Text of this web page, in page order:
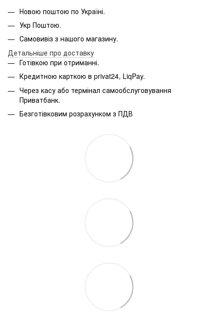
Новою поштою по Україні.
Укр Поштою.
Самовивіз з нашого магазину.
Детальніше про доставку
Готівкою при отриманні.
Кредитною карткою в privat24, LiqPay.
Через касу або термінал самообслуговування
Приватбанк.
Безготівковим розрахунком з ПДВ